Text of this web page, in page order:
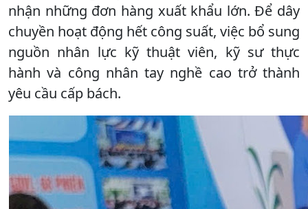
nhận những đơn hàng xuất khẩu lớn. Để dây
chuyền hoạt động hết công suất, việc bổ sung
nguồn nhân lực kỹ thuật viên, kỹ sư thực
hành và công nhân tay nghề cao trở thành
yêu cầu cấp bách.